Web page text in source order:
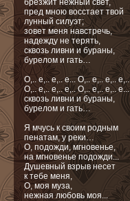
пред мною восстает твой
лунный силуэт;
зовет меня навстречь,
надежду не терять,
сквозь ливни и бураны,
бурелом и гать…
О,.. e,.. e,.. e... О,.. e,.. e,.. e,..
О,.. e,.. e,.. e,.. О,.. e,.. e,.. e...
сквозь ливни и бураны,
бурелом и гать…
Я мчусь к своим родным
пенатам, у реки…
О, подожди, мгновенье,
на мгновенье подожди...
Душевный взрыв несет
к тебе меня,
О, моя муза,
нежная любовь моя...